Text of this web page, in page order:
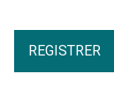
REGISTRER